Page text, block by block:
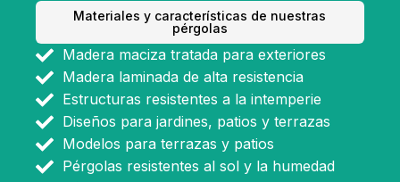
Materiales y características de nuestras
pérgolas
Madera maciza tratada para exteriores
Madera laminada de alta resistencia
Estructuras resistentes a la intemperie
Diseños para jardines, patios y terrazas
Modelos para terrazas y patios
Pérgolas resistentes al sol y la humedad